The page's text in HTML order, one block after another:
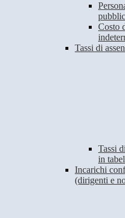
Costo
Tassi di
Tassi
in
Incarichi
(dirigenti e